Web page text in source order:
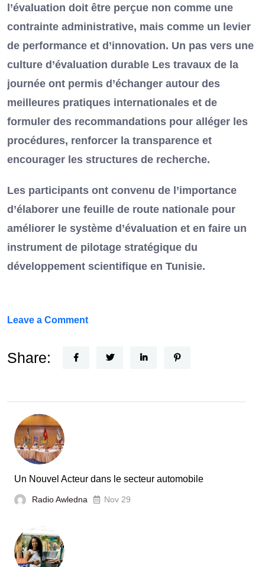
l’évaluation doit être perçue non comme une
contrainte administrative, mais comme un levier
de performance et d’innovation. Un pas vers une
culture d’évaluation durable Les travaux de la
journée ont permis d’échanger autour des
meilleures pratiques internationales et de
formuler des recommandations pour alléger les
procédures, renforcer la transparence et
encourager les structures de recherche.
Les participants ont convenu de l’importance
d’élaborer une feuille de route nationale pour
améliorer le système d’évaluation et en faire un
instrument de pilotage stratégique du
développement scientifique en Tunisie.
Leave a Commenton
Horizon
la
France
Share:
Un Nouvel Acteur dans le secteur automobile
Radio Awledna Nov 29